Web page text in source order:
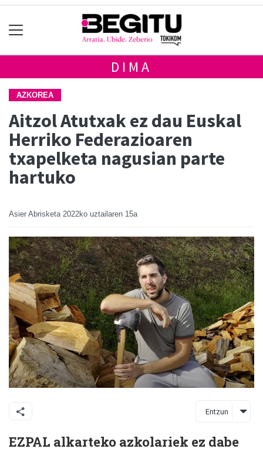
DIMA
AZKOREA
Aitzol Atutxak ez dau Euskal
Herriko Federazioaren
txapelketa nagusian parte
hartuko
Asier Abrisketa 2022ko uztailaren 15a
Entzun
EZPAL alkarteko azkolariek ez dabe